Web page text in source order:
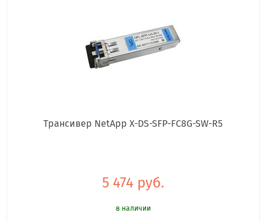
Трансивер NetApp X-DS-SFP-FC8G-SW-R5
5 474 руб.
в наличии